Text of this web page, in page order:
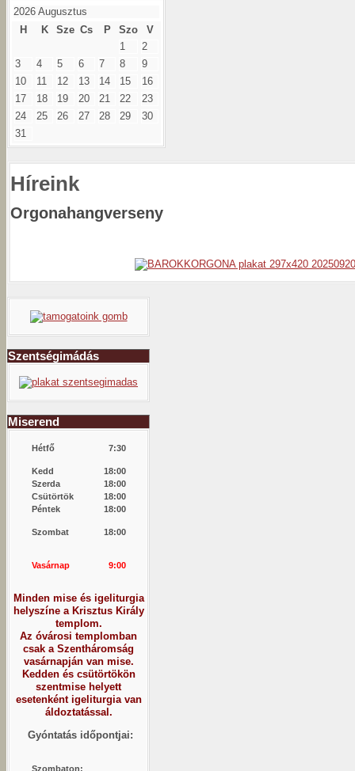
2026 Augusztus
H
K Sze Cs P Szo
V
1
2
3
4 5 6 7 8
9
10
11 12 13 14 15
16
17
18 19 20 21 22
23
24
25 26 27 28 29
30
31
Híreink
Orgonahangverseny
Szentségimádás
Miserend
Hétfő 7:30
Kedd
18:00
Szerda
18:00
Csütörtök
18:00
Péntek
18:00
Szombat 18:00
Vasárnap 9:00
Minden mise és igeliturgia
helyszíne a Krisztus Király
templom.
Az óvárosi templomban
csak a Szentháromság
vasárnapján van mise.
Kedden és csütörtökön
szentmise helyett
esetenként igeliturgia van
áldoztatással.
Gyóntatás időpontjai:
Szombaton: